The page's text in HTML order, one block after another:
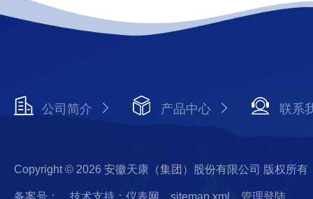
公司简介 产品中心 联系
Copyright © 2026 安徽天康（集团）股份有限公司 版权所有
备案号： 技术支持：仪表网 sitemap.xml 管理登陆